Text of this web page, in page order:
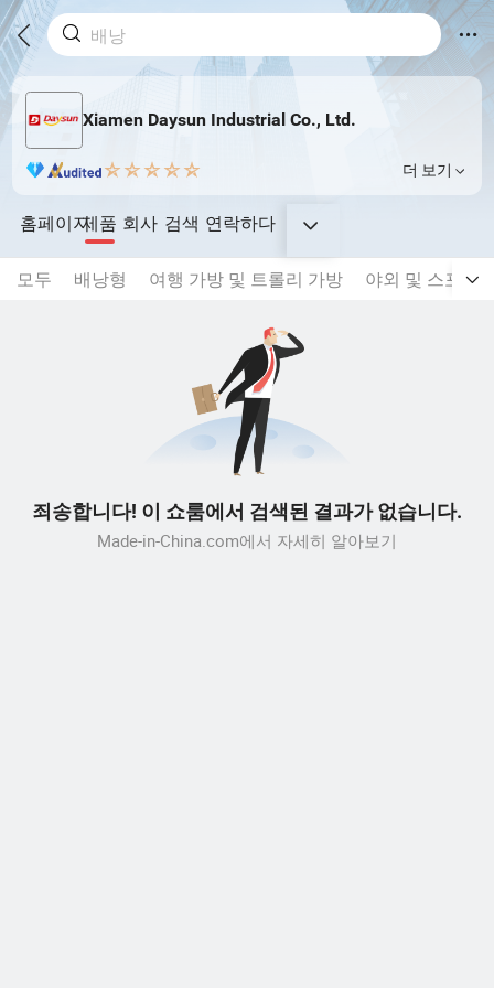
Xiamen Daysun Industrial Co., Ltd.
더 보기
홈페이지제품 회사 검색 연락하다
모두 배낭형 여행 가방 및 트롤리 가방 야외 및 스포츠
죄송합니다! 이 쇼룸에서 검색된 결과가 없습니다.
Made-in-China.com에서 자세히 알아보기